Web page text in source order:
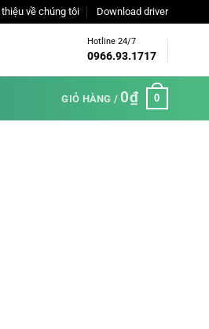
thiệu về chúng tôi Download driver
Hotline 24/7
0966.93.1717
GIỎ HÀNG / 0₫ 0